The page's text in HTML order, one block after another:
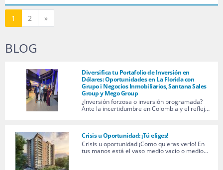
1 2 »
BLOG
Diversifica tu Portafolio de Inversión en
Dólares: Oportunidades en La Florida con
Grupo i Negocios Inmobiliarios, Santana Sales
Group y Mego Group
¿Inversión forzosa o inversión programada?
Ante la incertidumbre en Colombia y el reflej…
Crisis u Oportunidad: ¡Tú eliges!
Crisis u oportunidad ¡Como quieras verlo! En
tus manos está el vaso medio vacío o medio…